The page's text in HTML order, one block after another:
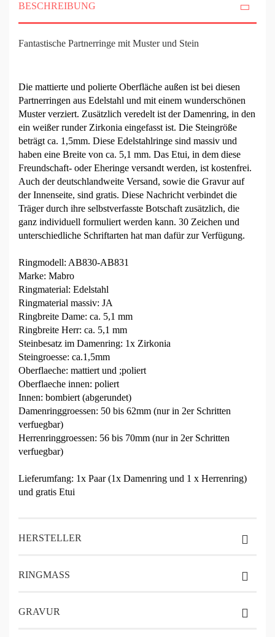
BESCHREIBUNG
Fantastische Partnerringe mit Muster und Stein
Die mattierte und polierte Oberfläche außen ist bei diesen
Partnerringen aus Edelstahl und mit einem wunderschönen
Muster verziert. Zusätzlich veredelt ist der Damenring, in den
ein weißer runder Zirkonia eingefasst ist. Die Steingröße
beträgt ca. 1,5mm. Diese Edelstahlringe sind massiv und
haben eine Breite von ca. 5,1 mm. Das Etui, in dem diese
Freundschaft- oder Eheringe versandt werden, ist kostenfrei.
Auch der deutschlandweite Versand, sowie die Gravur auf
der Innenseite, sind gratis. Diese Nachricht verbindet die
Träger durch ihre selbstverfasste Botschaft zusätzlich, die
ganz individuell formuliert werden kann. 30 Zeichen und
unterschiedliche Schriftarten hat man dafür zur Verfügung.
Ringmodell: AB830-AB831
Marke: Mabro
Ringmaterial: Edelstahl
Ringmaterial massiv: JA
Ringbreite Dame: ca. 5,1 mm
Ringbreite Herr: ca. 5,1 mm
Steinbesatz im Damenring: 1x Zirkonia
Steingroesse: ca.1,5mm
Oberflaeche: mattiert und ;poliert
Oberflaeche innen: poliert
Innen: bombiert (abgerundet)
Damenringgroessen: 50 bis 62mm (nur in 2er Schritten
verfuegbar)
Herrenringgroessen: 56 bis 70mm (nur in 2er Schritten
verfuegbar)
Lieferumfang: 1x Paar (1x Damenring und 1 x Herrenring)
und gratis Etui
HERSTELLER
RINGMASS
GRAVUR